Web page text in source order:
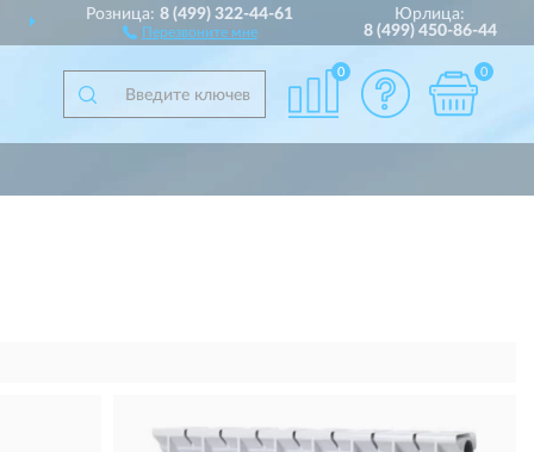
ВСЕЙ РОССИИ
Розница:8 (499) 322-44-61
Перезвоните мне
Юрлица:
8 (499) 450-86-44
0 0